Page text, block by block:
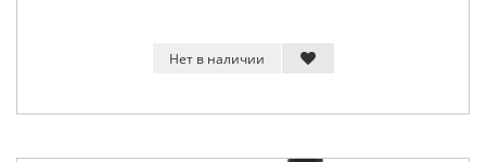
Нет в наличии